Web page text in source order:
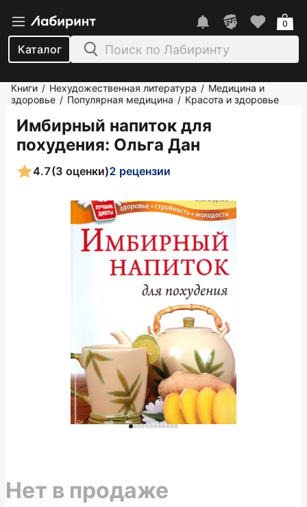
Каталог
0
Книги / Нехудожественная литература / Медицина и
здоровье / Популярная медицина / Красота и здоровье
Имбирный напиток для
похудения: Ольга Дан
4.7(3 оценки)2 рецензии
Нет в продаже